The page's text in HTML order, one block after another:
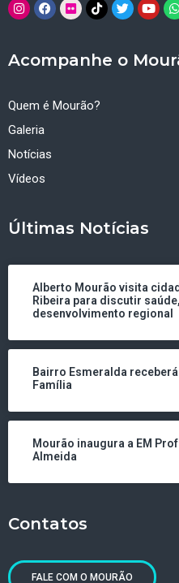
Acompanhe o
Quem é Mourão?
Galeria
Notícias
Vídeos
Últimas Notícias
Alberto Mourão visita
Ribeira para discutir
desenvolvimento regional
Bairro Esmeralda
Família
Mourão inaugura a EM
Almeida
Contatos
FALE COM O MOURÃO